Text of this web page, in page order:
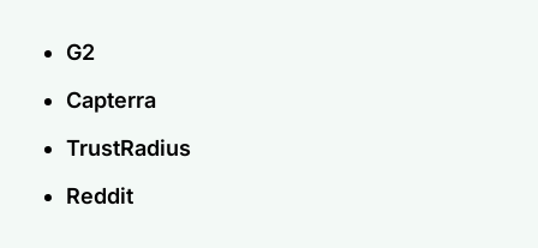
G2
Capterra
TrustRadius
Reddit